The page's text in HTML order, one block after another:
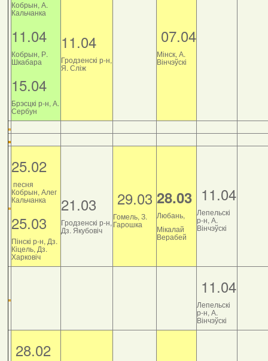
Кобрын, А.
Кальчанка
11.04
Кобрын, Р.
Шкабара
15.04
Брэсцкі р-н, А.
Сербун
11.04
Гродзенскі р-н,
Я. Сліж
07.04
Мінск, А.
Вінчэўскі
25.02
песня
Кобрын, Алег
Кальчанка
25.03
Пінскі р-н, Дз.
Кіцель, Дз.
Харковіч
21.03
Гродзенскі р-н,
Дз. Якубовіч
29.03
Гомель, З.
Гарошка
28.03
Любань,
Мікалай
Верабей
11.04
Лепельскі
р-н, А.
Вінчэўскі
11.04
Лепельскі
р-н, А.
Вінчэўскі
28.02